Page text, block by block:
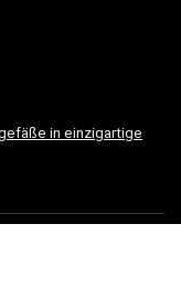
in einzigartige